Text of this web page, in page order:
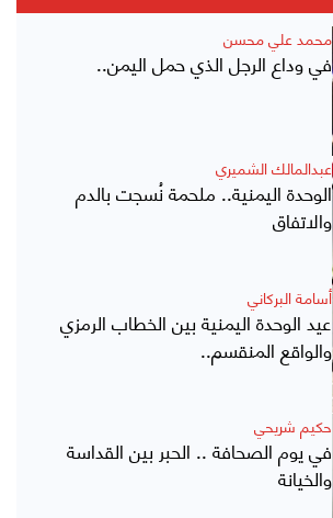
محمد علي محسن
في وداع الرجل الذي حمل اليمن..
عبدالمالك الشميري
الوحدة اليمنية.. ملحمة نُسجت بالدم
والاتفاق
أسامة البركاني
عيد الوحدة اليمنية بين الخطاب الرمزي
والواقع المنقسم..
حكيم شريحي
في يوم الصحافة .. الحبر بين القداسة
والخيانة